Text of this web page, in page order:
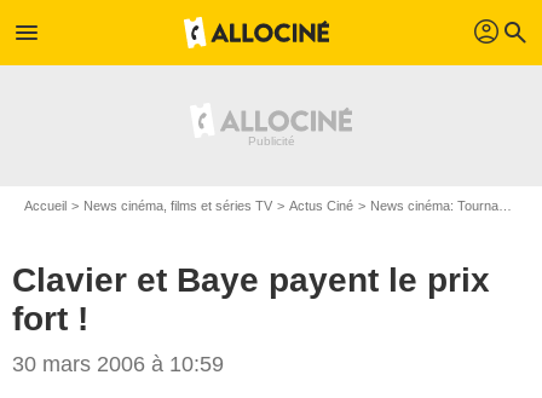
menu profil search
Accueil News cinéma, films et séries TV Actus Ciné News cinéma: Tournages
Clavier et Baye payent le prix
fort !
30 mars 2006 à 10:59